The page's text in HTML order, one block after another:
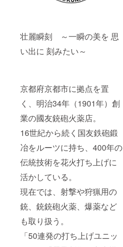
壮麗瞬刻 ～一瞬の美を 思
い出に 刻みたい～
京都府京都市に拠点を置
く、明治34年（1901年）創
業の國友銃砲火薬店。
16世紀から続く国友鉄砲鍛
冶をルーツに持ち、400年の
伝統技術を花火打ち上げに
活かしている。
現在では、射撃や狩猟用の
銃、銃銃砲火薬、爆薬など
も取り扱う。
「50連発の打ち上げユニッ